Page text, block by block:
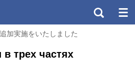
加実施をいたしました
трех частях